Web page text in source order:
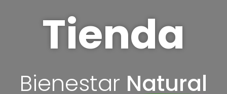
Tienda
Bienestar Natural